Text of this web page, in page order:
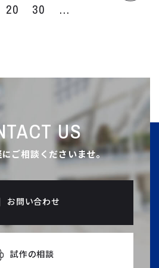
20 30 ...
US
ご相談くださいませ。
お問い合わせ
試作の相談